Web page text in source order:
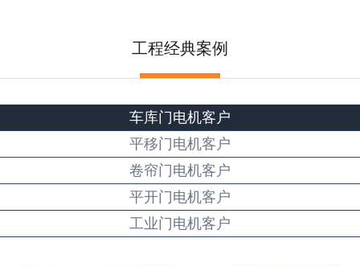
工程经典案例
车库门电机客户
平移门电机客户
卷帘门电机客户
平开门电机客户
工业门电机客户